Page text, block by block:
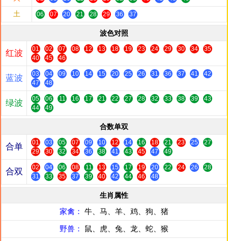
土 06 07 20 21 28 29 36 37
波色对照
红波 01 02 07 08 12 13 18 19 23 24 29 30 34
35
40
45 46
蓝波 03 04 09 10 14 15 20 25 26 31 36 37 41
42
47
48
绿波 05 06 11 16 17 21 22 27 28 32 33 38 39
43
44
49
合数单双
合单 01 03 05 07 09 10 12 14 16 18 21 23 25
27
29
30 32 34 36 38 41 43 45 47 49
合双 02 04 06 08 11 13 15 17 19 20 22 24 26
28
31
33 35 37 39 40 42 44 46 48
生肖属性
家禽： 牛、马、羊、鸡、狗、猪
野兽： 鼠、虎、兔、龙、蛇、猴